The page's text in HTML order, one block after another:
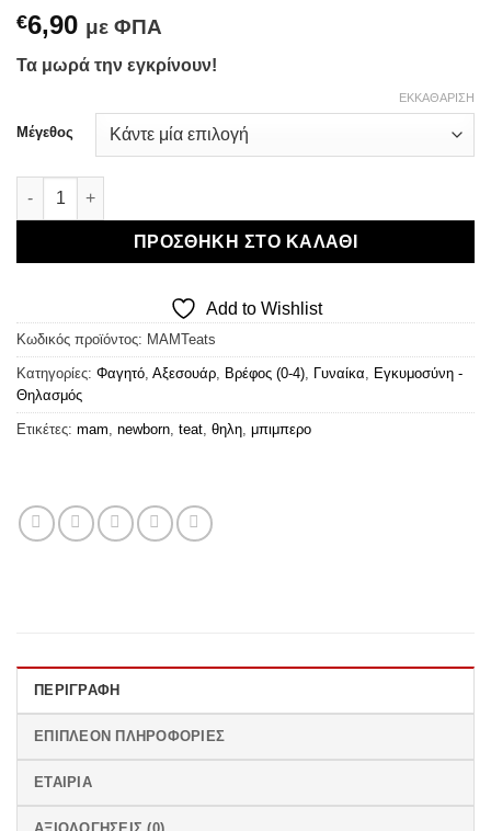
€6,90 με ΦΠΑ
Τα μωρά την εγκρίνουν!
Μέγεθος
ΕΚΚΑΘΆΡΙΣΗ
MAM Teats - Θηλές Μπιμπερό ποσότητα
ΠΡΟΣΘΉΚΗ ΣΤΟ ΚΑΛΆΘΙ
Add to Wishlist
Κωδικός προϊόντος: MAMTeats
Κατηγορίες: Φαγητό Αξεσουάρ Βρέφος (0-4) Γυναίκα
Εγκυμοσύνη -
Θηλασμός
Ετικέτες: mam newborn teat θηλη μπιμπερο
ΠΕΡΙΓΡΑΦΉ
ΕΠΙΠΛΈΟΝ ΠΛΗΡΟΦΟΡΊΕΣ
ΕΤΑΙΡΊΑ